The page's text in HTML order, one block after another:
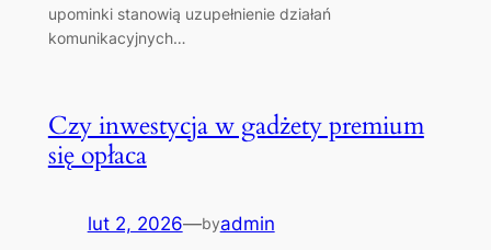
upominki stanowią uzupełnienie działań
komunikacyjnych…
Czy inwestycja w gadżety premium
się opłaca
lut 2, 2026—byadmin